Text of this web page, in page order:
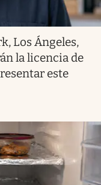
Los Ángeles,
la licencia de
este